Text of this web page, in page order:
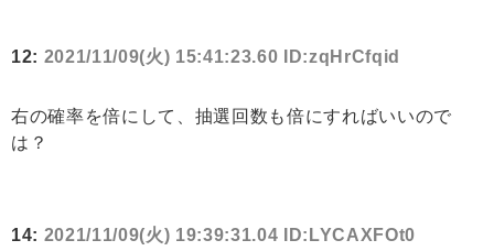
12: 2021/11/09(火) 15:41:23.60 ID:zqHrCfqid
右の確率を倍にして、抽選回数も倍にすればいいので
は？
14: 2021/11/09(火) 19:39:31.04 ID:LYCAXFOt0